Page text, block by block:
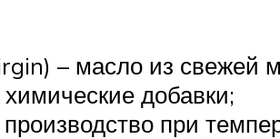
– масло из свежей
добавки;
при